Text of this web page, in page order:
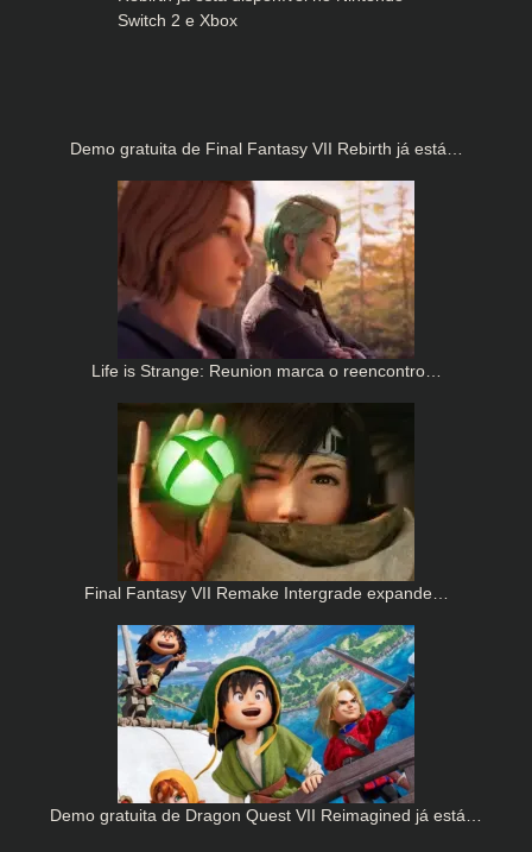
Demo gratuita de Final Fantasy VII Rebirth já está…
Life is Strange: Reunion marca o reencontro…
Final Fantasy VII Remake Intergrade expande…
Demo gratuita de Dragon Quest VII Reimagined já está…